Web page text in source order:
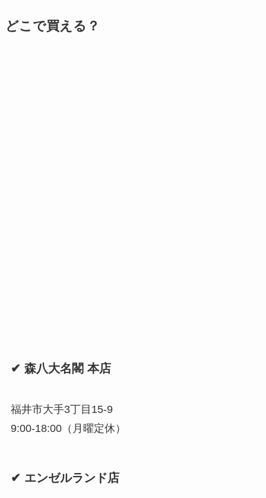
どこで買える？
✔ 森八大名閣 本店
福井市大手3丁目15-9
9:00-18:00（月曜定休）
✔ エンゼルランド店